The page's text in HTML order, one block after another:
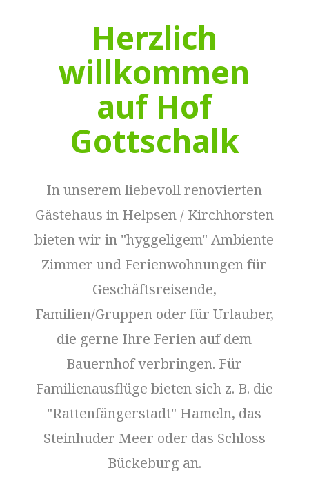
Herzlich
willkommen
auf Hof
Gottschalk
In unserem liebevoll renovierten
Gästehaus in Helpsen / Kirchhorsten
bieten wir in "hyggeligem" Ambiente
Zimmer und Ferienwohnungen für
Geschäftsreisende,
Familien/Gruppen oder für Urlauber,
die gerne Ihre Ferien auf dem
Bauernhof verbringen. Für
Familienausflüge bieten sich z. B. die
"Rattenfängerstadt" Hameln, das
Steinhuder Meer oder das Schloss
Bückeburg an.